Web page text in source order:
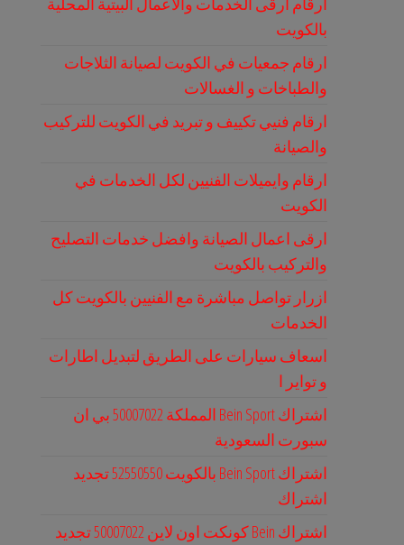
بالكويت
ارقام جمعيات في الكويت لصيانة الثلاجات
والطباخات و الغسالات
ارقام فنيي تكييف و تبريد في الكويت للتركيب
والصيانة
ارقام وايميلات الفنيين لكل الخدمات في
الكويت
ارقى اعمال الصيانة وافضل خدمات التصليح
والتركيب بالكويت
ازرار تواصل مباشرة مع الفنيين بالكويت كل
الخدمات
اسعاف سيارات على الطريق لتبديل اطارات
و تواير ا
اشتراك Bein Sport المملكة 50007022 بي ان
سبورت السعودية
اشتراك Bein Sport بالكويت 52550550 تجديد
اشتراك
اشتراك Bein كونكت اون لاين 50007022 تجديد